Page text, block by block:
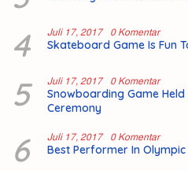
4 Juli 17, 2017 0 Komentar
Skateboard Game Is Fun
5 Juli 17, 2017 0 Komentar
Snowboarding Game
Ceremony
6 Juli 17, 2017 0 Komentar
Best Performer In